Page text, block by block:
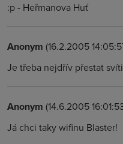
:p - Heřmanova Huť
Anonym (16.2.2005
Je třeba nejdřív přestat
Anonym (14.6.2005
Já chci taky wifinu Blaster!